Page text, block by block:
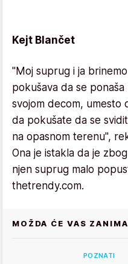
Kejt Blančet
"Moj suprug i ja
pokušava da se
svojom decom, umesto
da pokušate da se
na opasnom terenu",
Ona je istakla da je
njen suprug malo
thetrendy.com.
MOŽDA ĆE VAS
POZNATI